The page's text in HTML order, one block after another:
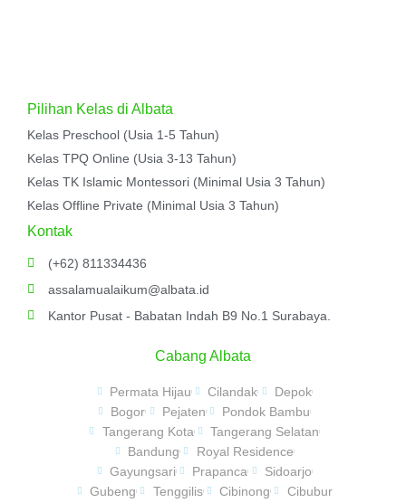
Pilihan Kelas di Albata
Kelas Preschool (Usia 1-5 Tahun)
Kelas TPQ Online (Usia 3-13 Tahun)
Kelas TK Islamic Montessori (Minimal Usia 3 Tahun)
Kelas Offline Private (Minimal Usia 3 Tahun)
Kontak
(+62) 811334436
assalamualaikum@albata.id
Kantor Pusat - Babatan Indah B9 No.1 Surabaya.
Cabang Albata
Permata Hijau Cilandak
Depok
Bogor
Pejaten
Pondok Bambu
Tangerang Kota
Tangerang Selatan
Bandung
Royal Residence
Gayungsari
Prapanca
Sidoarjo
Gubeng
Tenggilis Cibinong Cibubur